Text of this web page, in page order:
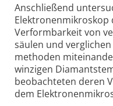
Anschließend
Elektronen­mikroskop
Verform­barkeit von
säulen und
methoden
winzigen
beobachteten deren
dem